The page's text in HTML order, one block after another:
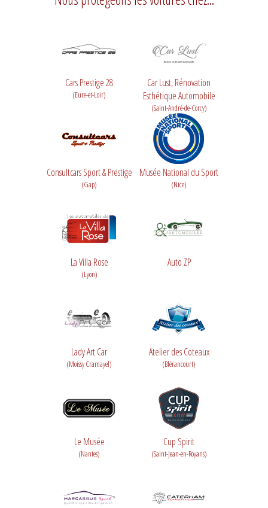
Cars Prestige 28
(Eure-et-Loir)
Car Lust, Rénovation
Esthétique Automobile
(Saint-André-de-Corcy)
Consultcars Sport & Prestige
(Gap)
Musée National du Sport
(Nice)
La Villa Rose
(Lyon)
Auto ZP
Lady Art Car
(Moissy Cramayel)
Atelier des Coteaux
(Blérancourt)
Le Musée
(Nantes)
Cup Spirit
(Saint-Jean-en-Royans)